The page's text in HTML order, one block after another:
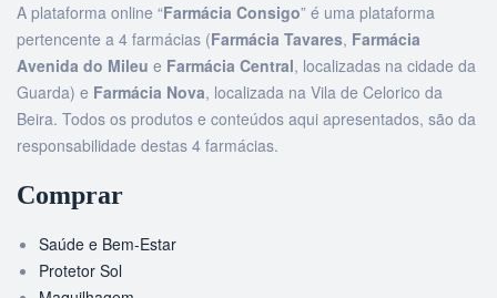
A plataforma online “Farmácia Consigo” é uma plataforma
pertencente a 4 farmácias (Farmácia Tavares, Farmácia
Avenida do Mileu e Farmácia Central, localizadas na cidade da
Guarda) e Farmácia Nova, localizada na Vila de Celorico da
Beira. Todos os produtos e conteúdos aqui apresentados, são da
responsabilidade destas 4 farmácias.
Comprar
Saúde e Bem-Estar
Protetor Sol